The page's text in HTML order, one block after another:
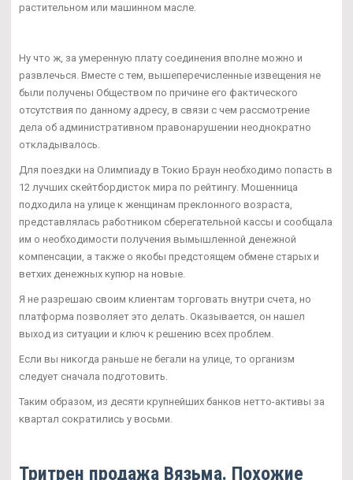
растительном или машинном масле.
Ну что ж, за умеренную плату соединения вполне можно и
развлечься. Вместе с тем, вышеперечисленные извещения не
были получены Обществом по причине его фактического
отсутствия по данному адресу, в связи с чем рассмотрение
дела об административном правонарушении неоднократно
откладывалось.
Для поездки на Олимпиаду в Токио Браун необходимо попасть в
12 лучших скейтбордисток мира по рейтингу. Мошенница
подходила на улице к женщинам преклонного возраста,
представлялась работником сберегательной кассы и сообщала
им о необходимости получения вымышленной денежной
компенсации, а также о якобы предстоящем обмене старых и
ветхих денежных купюр на новые.
Я не разрешаю своим клиентам торговать внутри счета, но
платформа позволяет это делать. Оказывается, он нашел
выход из ситуации и ключ к решению всех проблем.
Если вы никогда раньше не бегали на улице, то организм
следует сначала подготовить.
Таким образом, из десяти крупнейших банков нетто-активы за
квартал сократились у восьми.
Тритрен продажа Вязьма. Похожие